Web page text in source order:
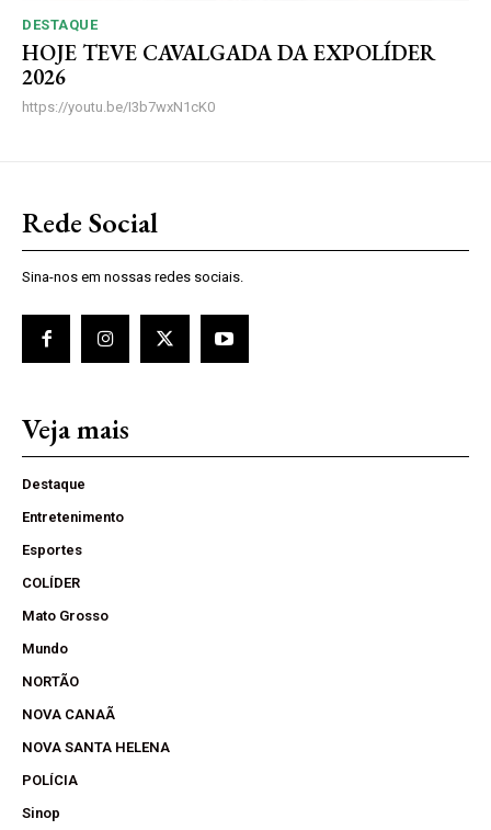
DESTAQUE
HOJE TEVE CAVALGADA DA EXPOLÍDER
2026
https://youtu.be/I3b7wxN1cK0
Rede Social
Sina-nos em nossas redes sociais.
Veja mais
Destaque
Entretenimento
Esportes
COLÍDER
Mato Grosso
Mundo
NORTÃO
NOVA CANAÃ
NOVA SANTA HELENA
POLÍCIA
Sinop